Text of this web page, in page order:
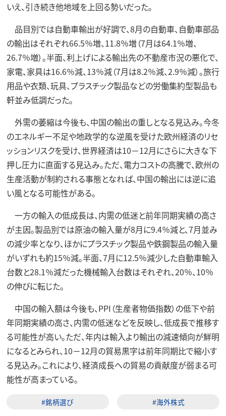
いえ、引き続き他地域を上回る勢いだった。
品目別では自動車輸出が好調で、8月の自動車、自動車部品
の輸出はそれぞれ66.5％増、11.8％増（7月は64.1％増、
26.7％増）。半面、利上げによる輸出先の不動産市況の悪化で、
家電、家具は16.6％減、13％減（7月は8.2％減、2.9％減）。旅行
用品や衣類、玩具、プラスチック製品などの労働集約型製品も
軒並み低調だった。
外需の萎縮は今後も、中国の輸出の重しとなる見込み。今冬
のエネルギー不足や地政学的な逆風を受けた欧州経済のリセ
ッションリスクを受け、世界経済は10－12月にさらに大きな下
押し圧力に直面する見込み。ただ、電力コストの高騰で、欧州の
生産活動が制約される事態となれば、中国の輸出には逆に追
い風となる可能性がある。
一方の輸入の低成長は、内需の低迷と前年同期実績の高さ
が主因。製品別では原油の輸入量が8月に9.4％減と、7月並み
の減少率となり、ほかにプラスチック製品や鉄鋼製品の輸入量
がいずれも約15％減。半面、7月に12.5％減少した自動車輸入
台数と28.1％減だった機械輸入台数はそれぞれ、20％、10％
の伸びに転じた。
中国の輸入額は今後も、PPI（生産者物価指数）の低下や前
年同期実績の高さ、内需の低迷などを反映し、低成長で推移す
る可能性が高い。ただ、年内は輸入より輸出の減速傾向が鮮明
になるとみられ、10－12月の貿易黒字は前年同期比で縮小す
る見込み。これにより、経済成長への貿易の貢献度が弱まる可
能性が高まっている。
#銘柄選び #海外株式